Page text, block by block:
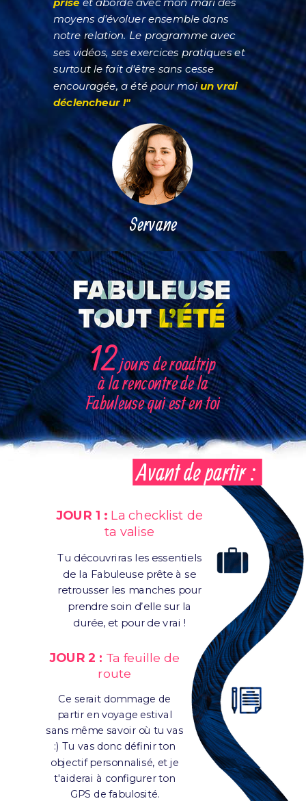
12jours de roadtrip
à la rencontre de la
Fabuleuse qui est en toi
Avant de partir :
JOUR 1 : La checklist de
ta valise
Tu découvriras les essentiels
de la Fabuleuse prête à se
retrousser les manches pour
prendre soin d’elle sur la
durée, et pour de vrai !
JOUR 2 : Ta feuille de
route
Ce serait dommage de
partir en voyage estival
sans même savoir où tu vas
:) Tu vas donc définir ton
objectif personnalisé, et je
t'aiderai à configurer ton
GPS de fabulosité.
moyens d'évoluer ensemble dans
notre relation. Le programme avec
ses vidéos, ses exercices pratiques et
surtout le fait d'être sans cesse
encouragée, a été pour moiun vrai
déclencheur !"
Servane